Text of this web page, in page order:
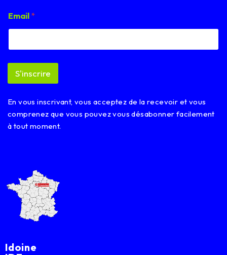
m
a
l
m
i
E
m
a
Email *
S'inscrire
En vous inscrivant, vous acceptez de la recevoir et vous
comprenez que vous pouvez vous désabonner facilement
à tout moment.
Idoine